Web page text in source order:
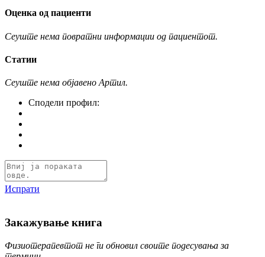
Оценка од пациенти
Сеуште нема повратни информации од пациентот.
Статии
Сеуште нема објавено Артил.
Сподели профил:
Испрати
Закажување книга
Физиотерапевтот не ги обновил своите подесувања за